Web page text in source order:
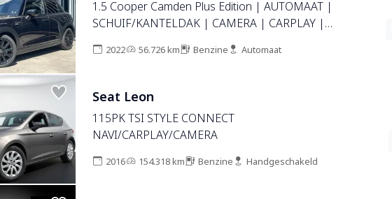
1.5 Cooper Camden Plus Edition | AUTOMAAT |
SCHUIF/KANTELDAK | CAMERA | CARPLAY |
CONTROL | LMV 17'' | LED | DAB | BLUETOOTH
2022 56.726 km Benzine Automaat
Seat Leon
115PK TSI STYLE CONNECT
NAVI/CARPLAY/CAMERA
2016 154.318 km Benzine Handgeschakeld